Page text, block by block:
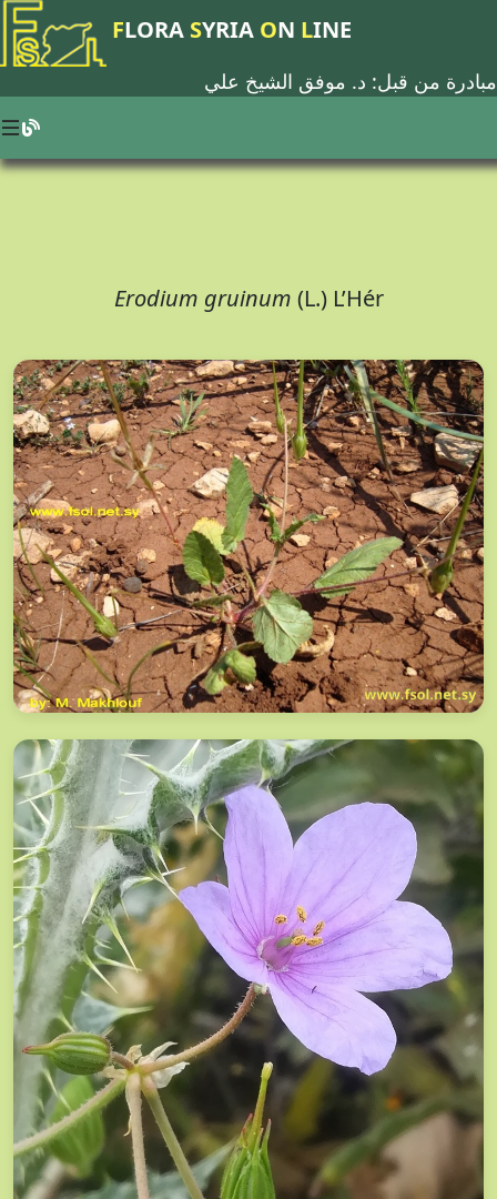
FLORA SYRIA ON LINE
مبادرة من قبل: د. موفق الشيخ علي
Erodium gruinum (L.) L’Hér